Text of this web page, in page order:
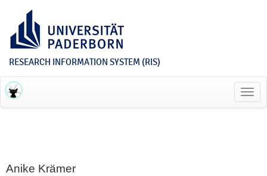
RESEARCH INFORMATION SYSTEM (RIS)
Anike Krämer